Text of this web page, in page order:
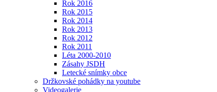
Rok 2016
Rok 2015
Rok 2014
Rok 2013
Rok 2012
Rok 2011
Léta 2000-2010
Zásahy JSDH
Letecké snímky obce
Držkovské pohádky na youtube
Videogalerie